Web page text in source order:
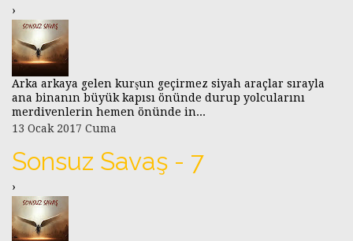
›
Arka arkaya gelen kurşun geçirmez siyah araçlar sırayla
ana binanın büyük kapısı önünde durup yolcularını
merdivenlerin hemen önünde in...
13 Ocak 2017 Cuma
Sonsuz Savaş - 7
›